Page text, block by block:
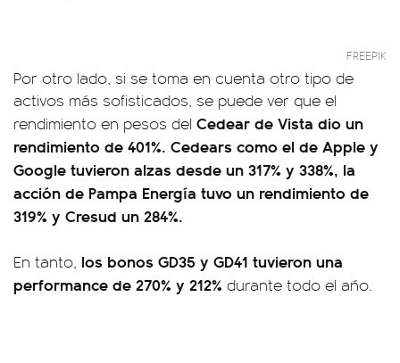
FREEPIK
Por otro lado, si se toma en cuenta otro tipo de
activos más sofisticados, se puede ver que el
rendimiento en pesos del Cedear de Vista dio un
rendimiento de 401%. Cedears como el de Apple y
Google tuvieron alzas desde un 317% y 338%, la
acción de Pampa Energía tuvo un rendimiento de
319% y Cresud un 284%.
En tanto, los bonos GD35 y GD41 tuvieron una
performance de 270% y 212% durante todo el año.